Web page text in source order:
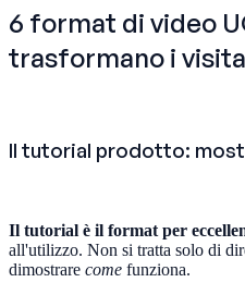
6 format di video
trasformano i
Il tutorial prodotto:
Il tutorial è il format per
all'utilizzo. Non si tratta solo di
dimostrare come funziona.